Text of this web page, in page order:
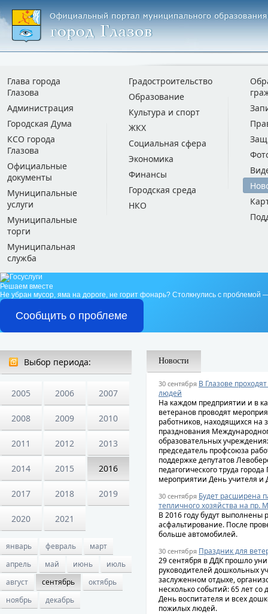
Глава города
Глазова
Администрация
Городская Дума
КСО города
Глазова
Официальные
документы
Муниципальные
услуги
Муниципальные
торги
Муниципальная
служба
Градостроительство
Образование
Культура и спорт
ЖКХ
Социальная сфера
Экономика
Финансы
Городская среда
НКО
Решаем вместе
Не убран мусор, яма на дороге, не горит фонарь? Столкнулись с проблемой
Сообщить о проблеме
Выбор периода:
2005 2006 2007
2008 2009 2010
2011 2012 2013
2014 2015 2016
2017 2018 2019
2020 2021
январь февраль
март
апрель
май июнь
июль
август
сентябрь
октябрь
ноябрь
декабрь
Новости
30 сентября В Глазове
людей
На каждом предприятии и в
ветеранов проводят
работников, находящихся на
празднования
образовательных
председатель профсоюза
поддержке депутатов
педагогического труда
мероприятии День учителя
30 сентября Будет расширена
тепличного хозяйства на пр.
В 2016 году будут выполнены
асфальтирование. После
больше автомобилей.
30 сентября Праздник для
29 сентября в ДДК прошло
руководителей дошкольных
заслуженном отдыхе,
несколько событий: 65 лет со
День воспитателя и всех
пожилых людей.